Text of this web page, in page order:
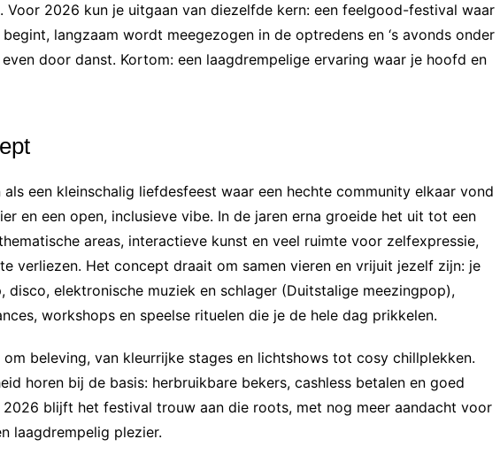
Voor 2026 kun je uitgaan van diezelfde kern: een feelgood-festival waar
langzaam wordt meegezogen in de optredens en ‘s avonds onder
door danst. Kortom: een laagdrempelige ervaring waar je hoofd en
een kleinschalig liefdesfeest waar een hechte community elkaar vond
en een open, inclusieve vibe. In de jaren erna groeide het uit tot een
areas, interactieve kunst en veel ruimte voor zelfexpressie,
verliezen. Het concept draait om samen vieren en vrijuit jezelf zijn: je
disco, elektronische muziek en schlager (Duitstalige meezingpop),
workshops en speelse rituelen die je de hele dag prikkelen.
beleving, van kleurrijke stages en lichtshows tot cosy chillplekken.
horen bij de basis: herbruikbare bekers, cashless betalen en goed
blijft het festival trouw aan die roots, met nog meer aandacht voor
laagdrempelig plezier.